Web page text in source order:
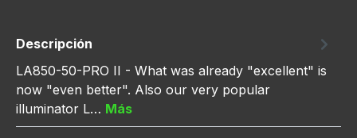
Descripción
LA850-50-PRO II - What was already "excellent" is
now "even better". Also our very popular
illuminator L… Más